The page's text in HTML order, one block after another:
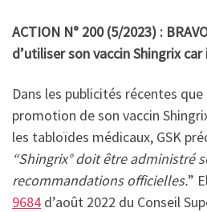
ACTION N° 200 (5/2023) :
d’utiliser son vaccin Shingrix
Dans les publicités récentes que
promotion de son vaccin
les tabloïdes médicaux, GSK
“Shingrix° doit être administré
recommandations officielles.”
9684 d’août 2022 du Conseil